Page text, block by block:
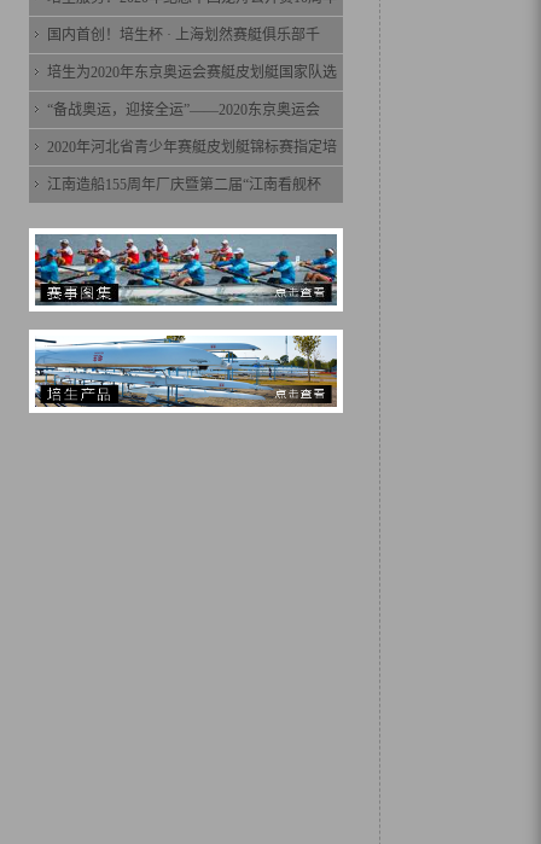
国内首创！培生杯 · 上海划然赛艇俱乐部千
培生为2020年东京奥运会赛艇皮划艇国家队选
“备战奥运，迎接全运”——2020东京奥运会
2020年河北省青少年赛艇皮划艇锦标赛指定培
江南造船155周年厂庆暨第二届“江南看舰杯